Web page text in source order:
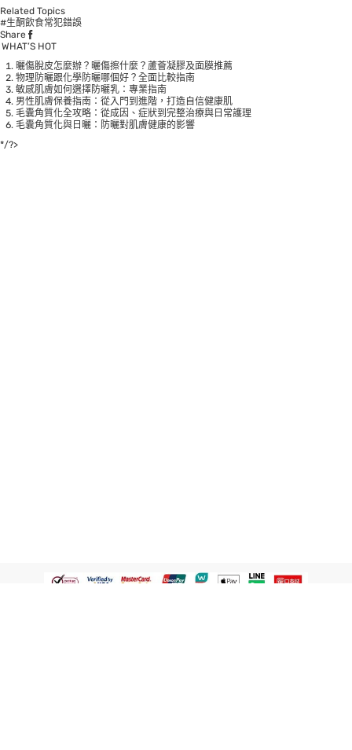
Related Topics
#生酮飲食常犯錯誤
Share
WHAT’S HOT
曬傷脫皮怎麼辦？曬傷擦什麼？蘆薈凝膠及面膜推薦
物理防曬跟化學防曬哪個好？全面比較指南
敏感肌膚如何選擇防曬乳：專業指南
男性肌膚保養指南：從入門到進階，打造自信健康肌
毛囊角質化全攻略：從成因、症狀到完整治療與日常護理
毛囊角質化與日曬：防曬對肌膚健康的影響
*/?>